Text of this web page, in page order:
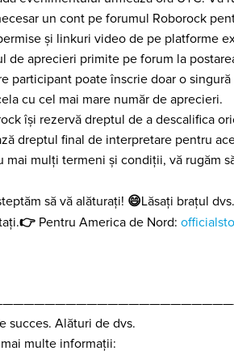
un cont pe forumul Roborock
și linkuri video de pe platforme
de aprecieri primite pe forum la
participant poate înscrie doar o
cu cel mai mare număr de aprecieri.
își rezervă dreptul de a descalifica
dreptul final de interpretare pentru
mai mulți termeni și condiții, vă rugăm
să vă alăturați! 😄Lăsați brațul
👉 Pentru America de Nord:
succes. Alături de dvs.
multe informații: